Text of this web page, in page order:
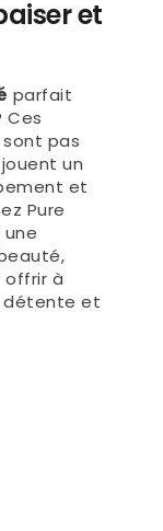
et
parfait
Ces
pas
un
et
Pure
une
à